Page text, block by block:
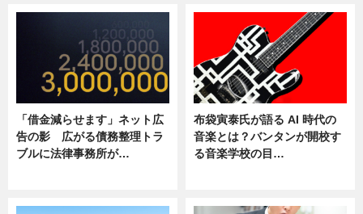
「借金減らせます」ネット広
告の影 広がる債務整理トラ
ブルに法律事務所が…
布袋寅泰氏が語る AI 時代の
音楽とは？バンタンが開校す
る音楽学校の目…